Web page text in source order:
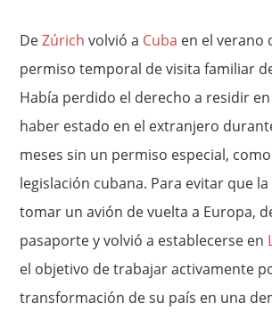
DeZúrich volvió a Cuba en el verano
permiso temporal de visita familiar
Había perdido el derecho a residir
haber estado en el extranjero
meses sin un permiso especial,
legislación cubana. Para evitar que
tomar un avión de vuelta a Europa,
pasaporte y volvió a establecerse en
el objetivo de trabajar activamente
transformación de su país en una